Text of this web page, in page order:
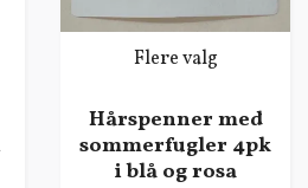
Flere valg
Hårspenner med
sommerfugler 4pk
i blå og rosa